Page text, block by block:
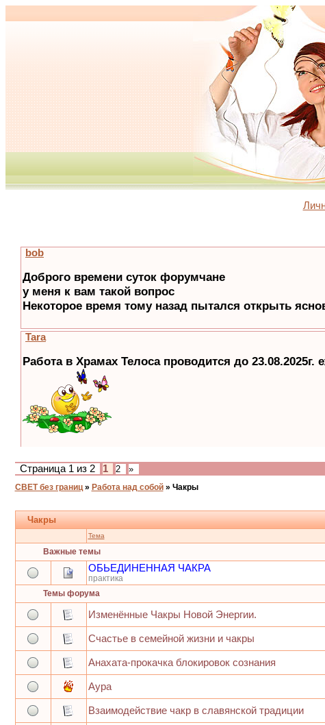
Страница 1из 2 1 2 »
СВЕТ без границ » Работа над собой » Чакры
Чакры
Тема
Важные темы
ОБЬЕДИНЕННАЯ ЧАКРА
практика
Темы форума
Изменённые Чакры Новой Энергии.
Счастье в семейной жизни и чакры
Анахата-прокачка блокировок сознания
Аура
Взаимодействие чакр в славянской традиции